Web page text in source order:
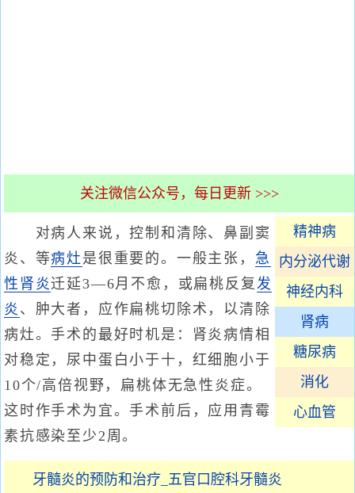
关注微信公众号，每日更新 >>>
精神病
内分泌代谢
神经内科
肾病
糖尿病
消化
心血管
对病人来说，控制和清除、鼻副窦
炎、等病灶 是很重要的。一般主张， 急
性肾炎 迁延3—6月不愈，或扁桃反复 发
炎 、肿大者，应作扁桃切除术，以清除
病灶。手术的最好时机是：肾炎病情相
对稳定，尿中蛋白小于十，红细胞小于
10个/高倍视野，扁桃体无急性炎症。
这时作手术为宜。手术前后，应用青霉
素抗感染至少2周。
牙髓炎的预防和治疗_五官口腔科牙髓炎